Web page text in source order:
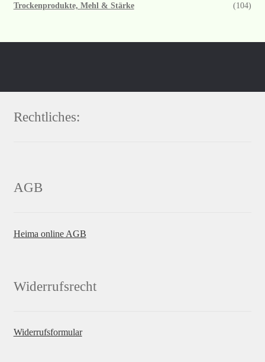
Trockenprodukte, Mehl & Stärke (104)
Rechtliches:
AGB
Heima online AGB
Widerrufsrecht
Widerrufsformular